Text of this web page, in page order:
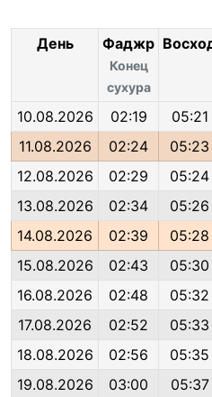
День Фаджр
Конец
сухура
10.08.2026 02:19 05:21
11.08.2026
02:24 05:23
12.08.2026
02:29 05:24
13.08.2026
02:34 05:26
14.08.2026
02:39 05:28
15.08.2026
02:43 05:30
16.08.2026
02:48 05:32
17.08.2026
02:52 05:33
18.08.2026
02:56 05:35
19.08.2026
03:00 05:37